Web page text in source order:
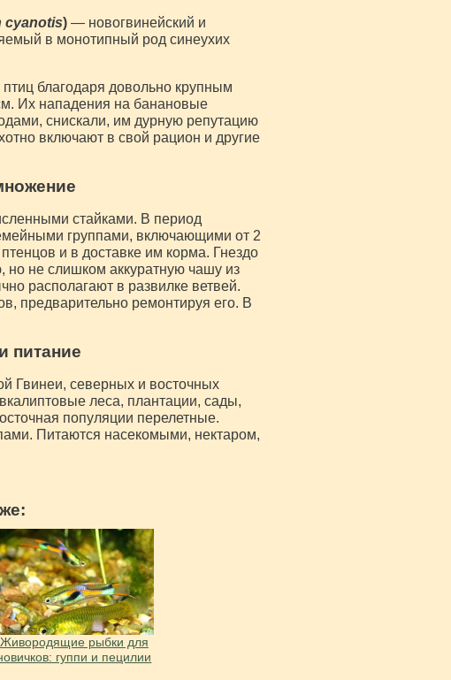
cyanotis)— новогвинейский и
в монотипный род синеухих
благодаря довольно крупным
Их нападения на банановые
снискали, им дурную репутацию
включают в свой рацион и другие
стайками. В период
группами, включающими от 2
и в доставке им корма. Гнездо
но не слишком аккуратную чашу из
располагают в развилке ветвей.
предварительно ремонтируя его. В
питание
Гвинеи, северных и восточных
леса, плантации, сады,
популяции перелетные.
Питаются насекомыми, нектаром,
Живородящие рыбки для
гуппи и пецилии